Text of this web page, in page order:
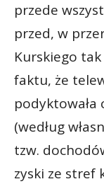
przede
przed, w
Kurskiego
faktu, że
(według
tzw.
zyski ze stref